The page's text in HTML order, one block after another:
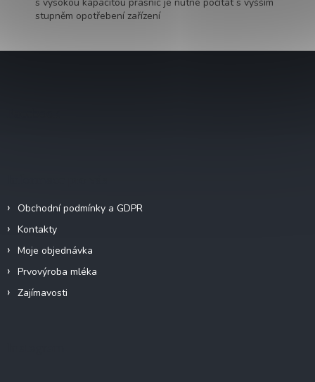
stupněm opotřebení zařízení
Z
Obchodní podmínky a GDPR
Kontakty
Moje objednávka
Prvovýroba mléka
Zajímavosti